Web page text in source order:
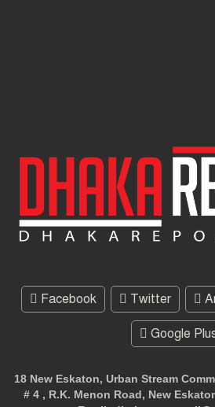
Facebook Twitter
Google
18 New Eskaton, Urban Stream
# 4 , R.K. Menon Road, New